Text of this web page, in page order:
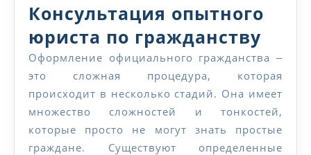
Консультация опытного
юриста по гражданству
по
Оформление официального гражданства ‒
это сложная процедура, которая
происходит в несколько стадий. Она имеет
множество сложностей и тонкостей,
которые просто не могут знать простые
граждане. Существуют определенные